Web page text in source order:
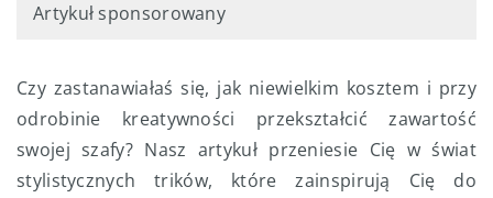
Artykuł sponsorowany
Czy zastanawiałaś się, jak niewielkim kosztem i przy
odrobinie kreatywności przekształcić zawartość
swojej szafy? Nasz artykuł przeniesie Cię w świat
stylistycznych trików, które zainspirują Cię do